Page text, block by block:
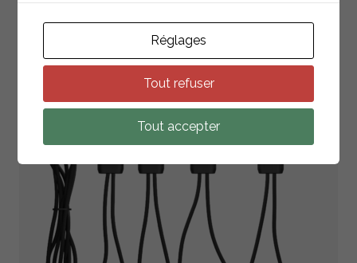
PRODUITSASSOCIÉS
Réglages
Tout refuser
Tout accepter